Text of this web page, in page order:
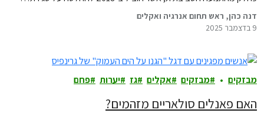
דנה כהן, ראש תחום אנרגיה ואקלים
9 בדצמבר 2025
מבזקים מבזקים אקלים גז יערות פחם
האם פאנלים סולאריים מזהמים?